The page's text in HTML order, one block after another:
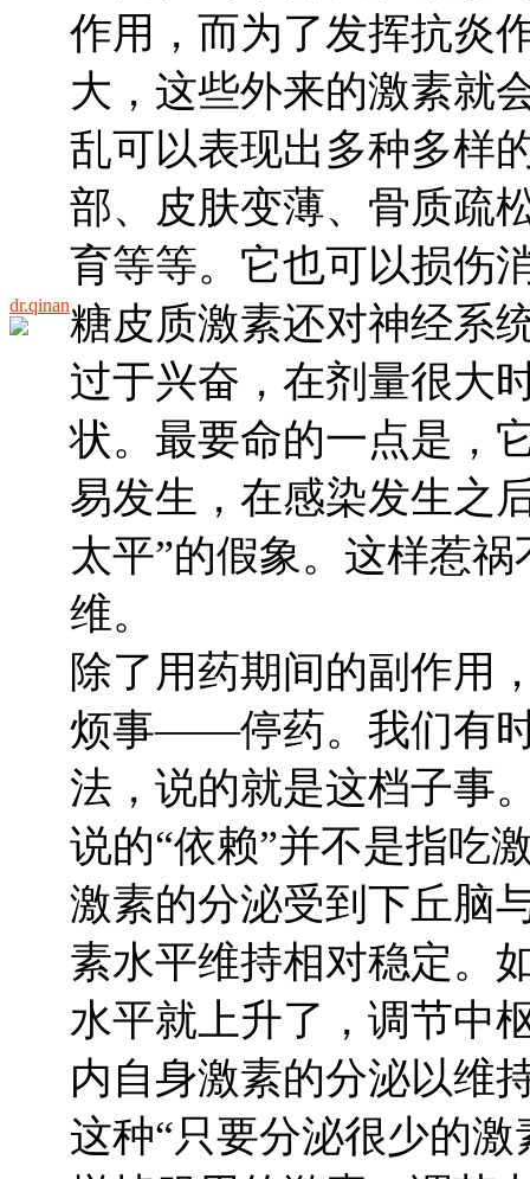
dr.qinan
作用，而为了发挥抗炎
大，这些外来的激素就
乱可以表现出多种多样
部、皮肤变薄、骨质疏
育等等。它也可以损伤
糖皮质激素还对神经系
过于兴奋，在剂量很大
状。最要命的一点是，
易发生，在感染发生之
太平”的假象。这样惹
维。
除了用药期间的副作用
烦事——停药。我们有
法，说的就是这档子事
说的“依赖”并不是指吃
激素的分泌受到下丘脑
素水平维持相对稳定。
水平就上升了，调节中
内自身激素的分泌以维
这种“只要分泌很少的